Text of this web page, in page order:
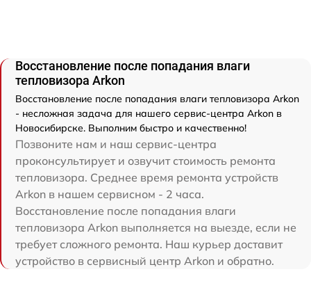
Восстановление после попадания влаги
тепловизора Arkon
Восстановление после попадания влаги тепловизора Arkon
- несложная задача для нашего сервис-центра Arkon в
Новосибирске. Выполним быстро и качественно!
Позвоните нам и наш сервис-центра
проконсультирует и озвучит стоимость ремонта
тепловизора. Среднее время ремонта устройств
Arkon в нашем сервисном - 2 часа.
Восстановление после попадания влаги
тепловизора Arkon выполняется на выезде, если не
требует сложного ремонта. Наш курьер доставит
устройство в сервисный центр Arkon и обратно.